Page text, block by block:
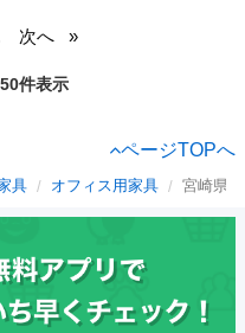
次へ
件表示
ページTOPへ
具 オフィス用家具 宮崎県